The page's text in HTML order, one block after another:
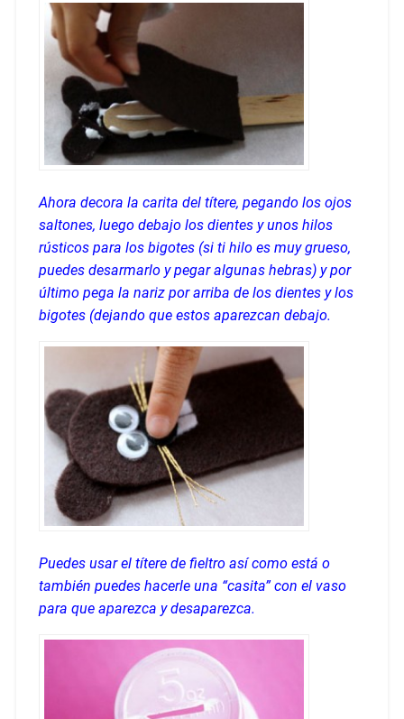
Ahora decora la carita del títere, pegando los ojos
saltones, luego debajo los dientes y unos hilos
rústicos para los bigotes (si ti hilo es muy grueso,
puedes desarmarlo y pegar algunas hebras) y por
último pega la nariz por arriba de los dientes y los
bigotes (dejando que estos aparezcan debajo.
Puedes usar el títere de fieltro así como está o
también puedes hacerle una “casita” con el vaso
para que aparezca y desaparezca.